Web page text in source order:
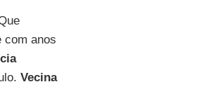
anos
Vecina